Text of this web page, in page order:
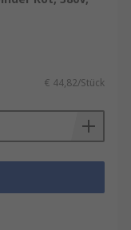
€ 44,82/Stück